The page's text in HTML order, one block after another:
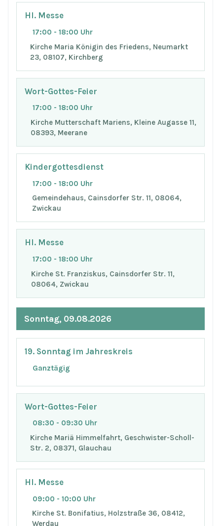
Hl. Messe
17:00 - 18:00 Uhr
Kirche Maria Königin des Friedens, Neumarkt
23, 08107, Kirchberg
Wort-Gottes-Feier
17:00 - 18:00 Uhr
Kirche Mutterschaft Mariens, Kleine Augasse 11,
08393, Meerane
Kindergottesdienst
17:00 - 18:00 Uhr
Gemeindehaus, Cainsdorfer Str. 11, 08064,
Zwickau
Hl. Messe
17:00 - 18:00 Uhr
Kirche St. Franziskus, Cainsdorfer Str. 11,
08064, Zwickau
Sonntag, 09.08.2026
19. Sonntag im Jahreskreis
Ganztägig
Wort-Gottes-Feier
08:30 - 09:30 Uhr
Kirche Mariä Himmelfahrt, Geschwister-Scholl-
Str. 2, 08371, Glauchau
Hl. Messe
09:00 - 10:00 Uhr
Kirche St. Bonifatius, Holzstraße 36, 08412,
Werdau